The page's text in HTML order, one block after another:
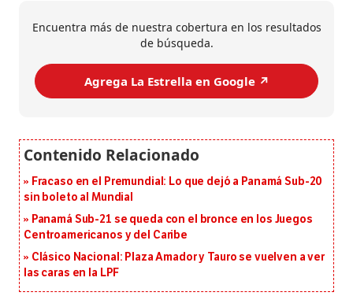
Encuentra más de nuestra cobertura en los resultados
de búsqueda.
Agrega La Estrella en Google ↗️
Fracaso en el Premundial: Lo que dejó a Panamá Sub-20
sin boleto al Mundial
Panamá Sub-21 se queda con el bronce en los Juegos
Centroamericanos y del Caribe
Clásico Nacional: Plaza Amador y Tauro se vuelven a ver
las caras en la LPF